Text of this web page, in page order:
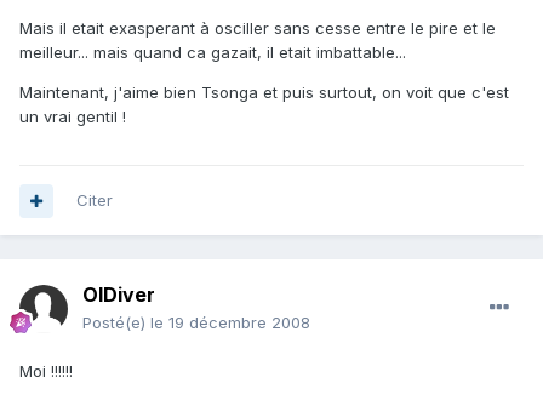
Mais il etait exasperant à osciller sans cesse entre le pire et le
meilleur... mais quand ca gazait, il etait imbattable...
Maintenant, j'aime bien Tsonga et puis surtout, on voit que c'est
un vrai gentil !
Citer
OlDiver
Posté(e) le 19 décembre 2008
Moi !!!!!!